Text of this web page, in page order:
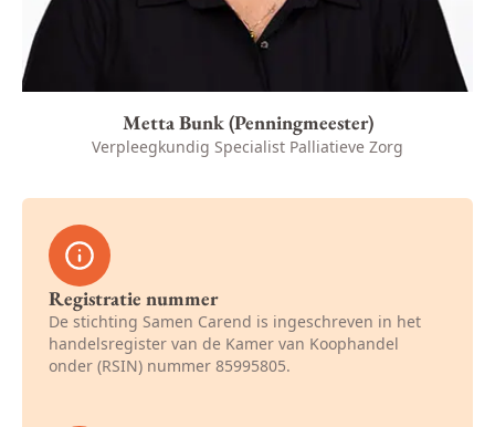
Metta Bunk (Penningmeester)
Verpleegkundig Specialist Palliatieve Zorg
Registratie nummer
De stichting Samen Carend is ingeschreven in het
handelsregister van de Kamer van Koophandel
onder (RSIN) nummer 85995805.